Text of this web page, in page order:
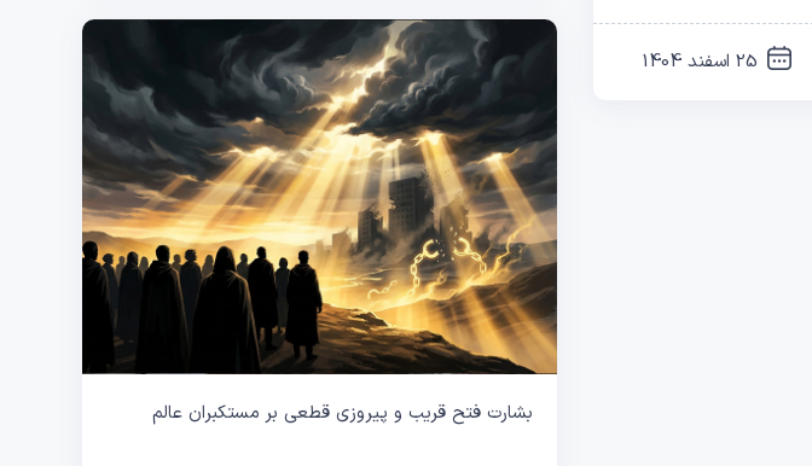
25 اسفند 1404
بشارت فتح قریب و پیروزی قطعی بر مستکبران عالم